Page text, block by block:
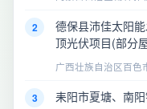
2
德保县沛佳太阳
顶光伏项目(部分
广西壮族自治区百色
3 耒阳市夏塘、南